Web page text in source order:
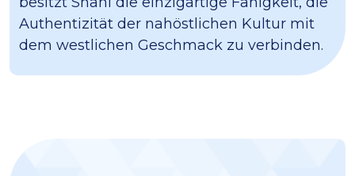
Authentizität der nahöstlichen Kultur mit
dem westlichen Geschmack zu verbinden.